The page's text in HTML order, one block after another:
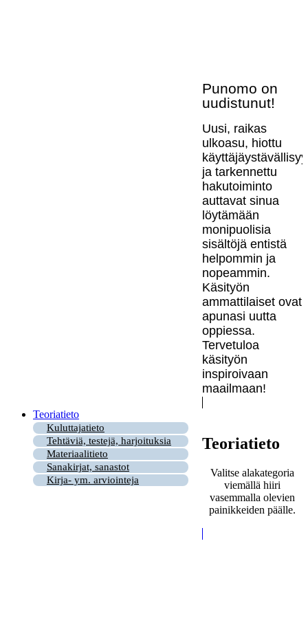
Punomo on
uudistunut!
Uusi, raikas
ulkoasu, hiottu
ja tarkennettu
hakutoiminto
auttavat sinua
löytämään
monipuolisia
sisältöjä entistä
helpommin ja
nopeammin.
Käsityön
ammattilaiset ovat
apunasi uutta
oppiessa.
Tervetuloa
käsityön
inspiroivaan
maailmaan!
Teoriatieto
Kuluttajatieto
Tehtäviä, testejä, harjoituksia
Materiaalitieto
Sanakirjat, sanastot
Kirja- ym. arviointeja
Teoriatieto
Valitse alakategoria
viemällä hiiri
vasemmalla olevien
painikkeiden päälle.